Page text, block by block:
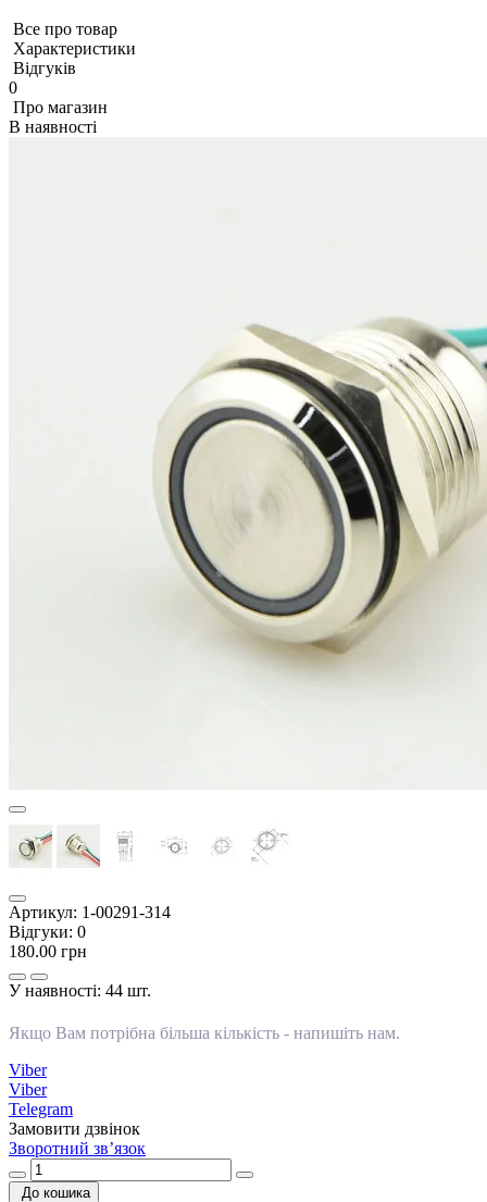
Все про товар
Характеристики
Відгуків
0
Про магазин
В наявності
Артикул: 1-00291-314
Відгуки: 0
180.00 грн
У наявності: 44 шт.
Якщо Вам потрібна більша кількість - напишіть нам.
Viber
Viber
Telegram
Замовити дзвінок
Зворотний зв’язок
До кошика